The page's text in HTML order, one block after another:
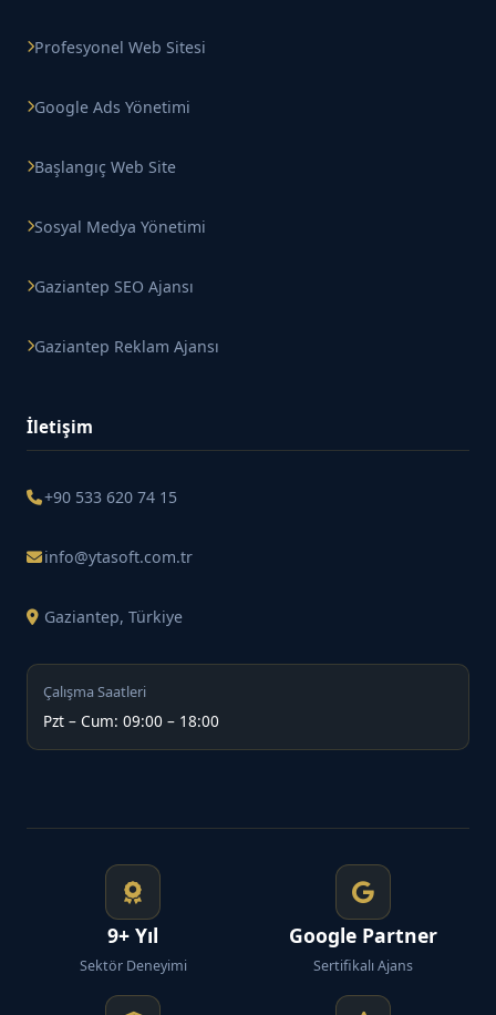
Profesyonel Web Sitesi
Google Ads Yönetimi
Başlangıç Web Site
Sosyal Medya Yönetimi
Gaziantep SEO Ajansı
Gaziantep Reklam Ajansı
İletişim
+90 533 620 74 15
info@ytasoft.com.tr
Gaziantep, Türkiye
Çalışma Saatleri
Pzt – Cum: 09:00 – 18:00
9+ Yıl
Sektör Deneyimi
Google Partner
Sertifikalı Ajans